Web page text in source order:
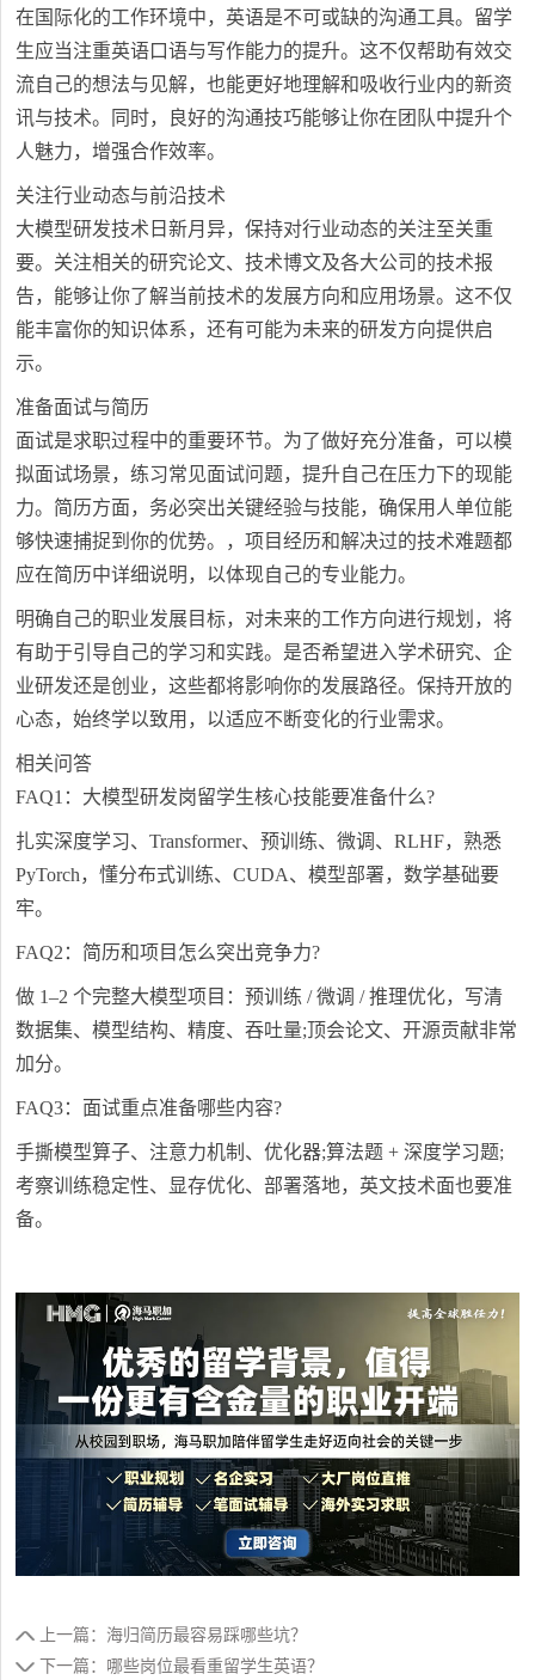
在国际化的工作环境中，英语是不可或缺的沟通工具。留学
生应当注重英语口语与写作能力的提升。这不仅帮助有效交
流自己的想法与见解，也能更好地理解和吸收行业内的新资
讯与技术。同时，良好的沟通技巧能够让你在团队中提升个
人魅力，增强合作效率。
关注行业动态与前沿技术
大模型研发技术日新月异，保持对行业动态的关注至关重
要。关注相关的研究论文、技术博文及各大公司的技术报
告，能够让你了解当前技术的发展方向和应用场景。这不仅
能丰富你的知识体系，还有可能为未来的研发方向提供启
示。
准备面试与简历
面试是求职过程中的重要环节。为了做好充分准备，可以模
拟面试场景，练习常见面试问题，提升自己在压力下的现能
力。简历方面，务必突出关键经验与技能，确保用人单位能
够快速捕捉到你的优势。，项目经历和解决过的技术难题都
应在简历中详细说明，以体现自己的专业能力。
明确自己的职业发展目标，对未来的工作方向进行规划，将
有助于引导自己的学习和实践。是否希望进入学术研究、企
业研发还是创业，这些都将影响你的发展路径。保持开放的
心态，始终学以致用，以适应不断变化的行业需求。
相关问答
FAQ1：大模型研发岗留学生核心技能要准备什么?
扎实深度学习、Transformer、预训练、微调、RLHF，熟悉
PyTorch，懂分布式训练、CUDA、模型部署，数学基础要
牢。
FAQ2：简历和项目怎么突出竞争力?
做 1–2 个完整大模型项目：预训练 / 微调 / 推理优化，写清
数据集、模型结构、精度、吞吐量;顶会论文、开源贡献非常
加分。
FAQ3：面试重点准备哪些内容?
手撕模型算子、注意力机制、优化器;算法题 + 深度学习题;
考察训练稳定性、显存优化、部署落地，英文技术面也要准
备。
上一篇：海归简历最容易踩哪些坑？
下一篇：哪些岗位最看重留学生英语？